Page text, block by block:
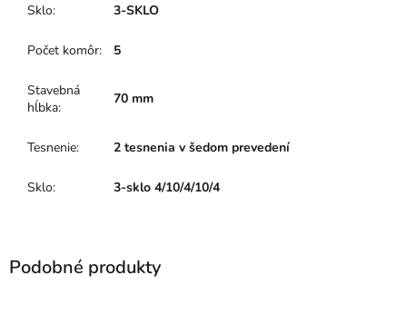
Sklo: 3-SKLO
Počet komôr: 5
Stavebná
hĺbka:
70 mm
Tesnenie: 2 tesnenia v šedom prevedení
Sklo: 3-sklo 4/10/4/10/4